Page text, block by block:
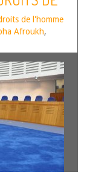
la suite
2023
de l'homme
Afroukh,